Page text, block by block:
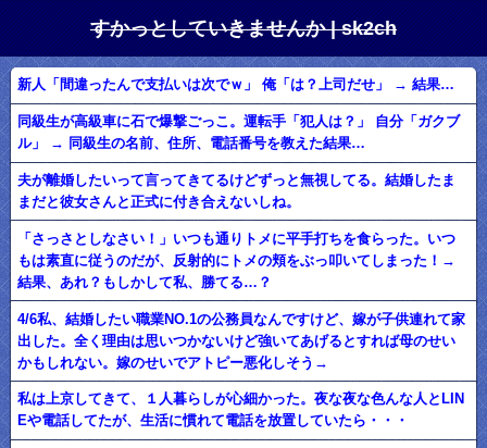
すかっとしていきませんか | sk2ch
新人「間違ったんで支払いは次でｗ」 俺「は？上司だせ」 → 結果…
同級生が高級車に石で爆撃ごっこ。運転手「犯人は？」 自分「ガクブ
ル」 → 同級生の名前、住所、電話番号を教えた結果…
夫が離婚したいって言ってきてるけどずっと無視してる。結婚したま
まだと彼女さんと正式に付き合えないしね。
「さっさとしなさい！」いつも通りトメに平手打ちを食らった。いつ
もは素直に従うのだが、反射的にトメの頬をぶっ叩いてしまった！→
結果、あれ？もしかして私、勝てる…？
4/6私、結婚したい職業NO.1の公務員なんですけど、嫁が子供連れて家
出した。全く理由は思いつかないけど強いてあげるとすれば母のせい
かもしれない。嫁のせいでアトピー悪化しそう→
私は上京してきて、１人暮らしが心細かった。夜な夜な色んな人とLIN
Eや電話してたが、生活に慣れて電話を放置していたら・・・